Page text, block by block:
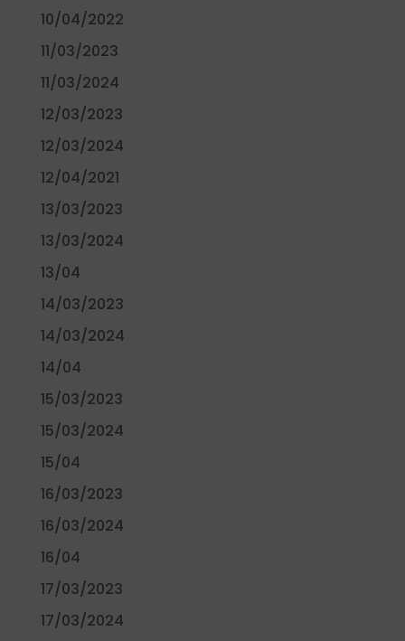
10/04/2022
11/03/2023
11/03/2024
12/03/2023
12/03/2024
12/04/2021
13/03/2023
13/03/2024
13/04
14/03/2023
14/03/2024
14/04
15/03/2023
15/03/2024
15/04
16/03/2023
16/03/2024
16/04
17/03/2023
17/03/2024